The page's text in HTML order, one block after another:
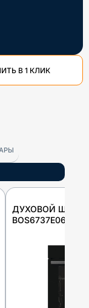
В 1 КЛИК
ДУХОВОЙ ШКАФ
BOS6737E06FBG